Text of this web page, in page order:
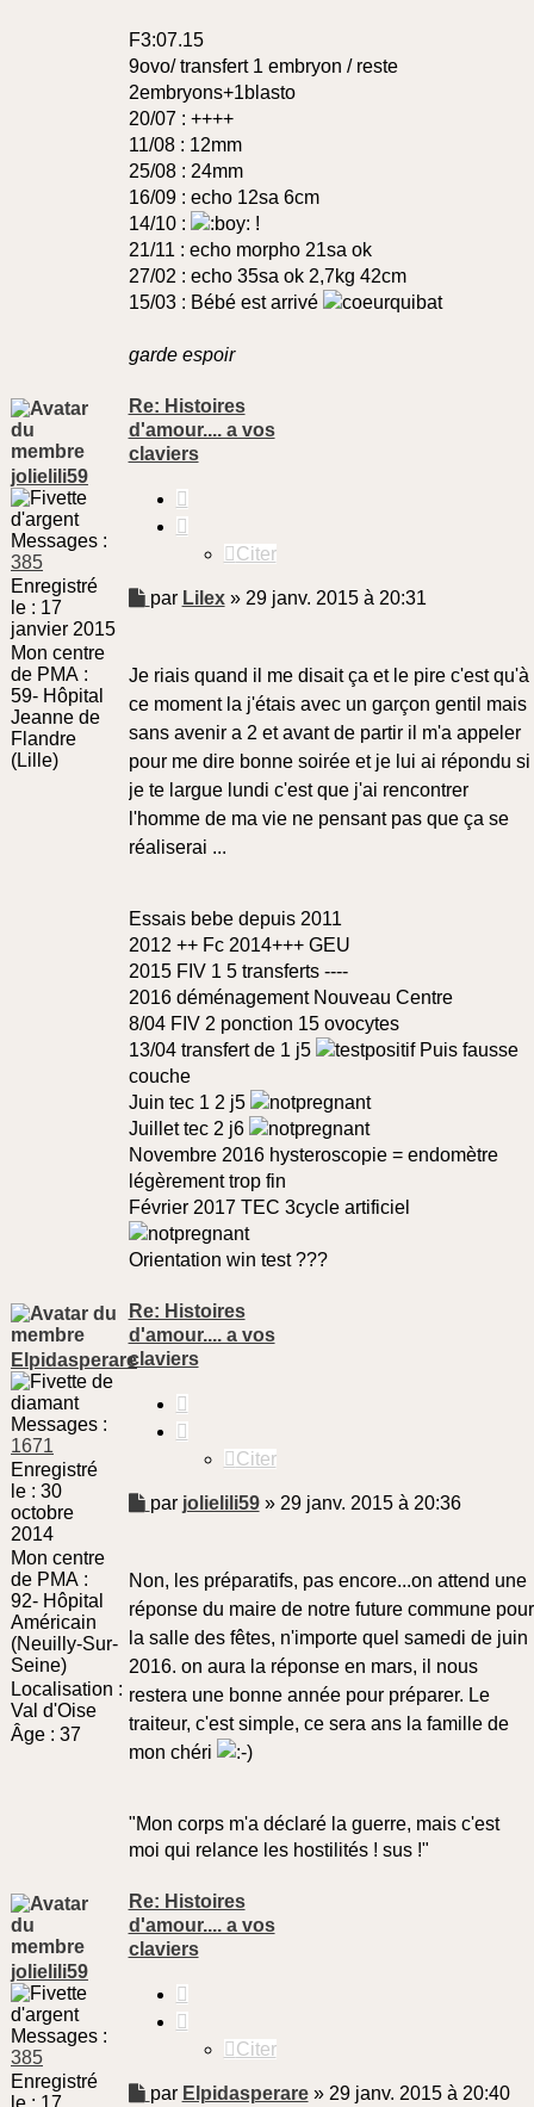
F3:07.15
9ovo/ transfert 1 embryon / reste
2embryons+1blasto
20/07 : ++++
11/08 : 12mm
25/08 : 24mm
16/09 : echo 12sa 6cm
14/10 :
!
21/11 : echo morpho 21sa ok
27/02 : echo 35sa ok 2,7kg 42cm
15/03 : Bébé est arrivé
garde espoir
Re: Histoires
d'amour.... a vos
claviers
Citer
Message
par Lilex» 29 janv. 2015 à 20:31
Je riais quand il me disait ça et le pire c'est qu'à
ce moment la j'étais avec un garçon gentil mais
sans avenir a 2 et avant de partir il m'a appeler
pour me dire bonne soirée et je lui ai répondu si
je te largue lundi c'est que j'ai rencontrer
l'homme de ma vie ne pensant pas que ça se
réaliserai ...
Essais bebe depuis 2011
2012 ++ Fc 2014+++ GEU
2015 FIV 1 5 transferts ----
2016 déménagement Nouveau Centre
8/04 FIV 2 ponction 15 ovocytes
13/04 transfert de 1 j5
Puis fausse
couche
Juin tec 1 2 j5
Juillet tec 2 j6
Novembre 2016 hysteroscopie = endomètre
légèrement trop fin
Février 2017 TEC 3cycle artificiel
Orientation win test ???
jolielili59
Messages :
385
Enregistré
le : 17
janvier 2015
Mon centre
de PMA :
59- Hôpital
Jeanne de
Flandre
(Lille)
Re: Histoires
d'amour.... a vos
claviers
Citer
Message
par jolielili59» 29 janv. 2015 à 20:36
Non, les préparatifs, pas encore...on attend une
réponse du maire de notre future commune pour
la salle des fêtes, n'importe quel samedi de juin
2016. on aura la réponse en mars, il nous
restera une bonne année pour préparer. Le
traiteur, c'est simple, ce sera ans la famille de
mon chéri
"Mon corps m'a déclaré la guerre, mais c'est
moi qui relance les hostilités ! sus !"
Elpidasperare
Messages :
1671
Enregistré
le : 30
octobre
2014
Mon centre
de PMA :
92- Hôpital
Américain
(Neuilly-Sur-
Seine)
Localisation :
Val d'Oise
Âge : 37
Re: Histoires
d'amour.... a vos
claviers
Citer
Message
par Elpidasperare» 29 janv. 2015 à 20:40
jolielili59
Messages :
385
Enregistré